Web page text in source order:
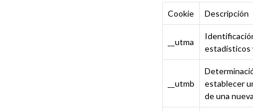
Cookie Descripción
__utma
estadísticos
__utmb
establecer
de una